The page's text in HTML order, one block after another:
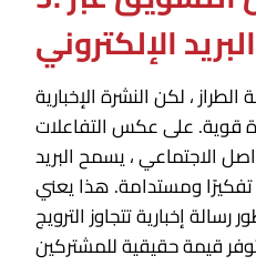
البريد الإلكتروني
، لكن النشرة الإخبارية
قوية. على عكس التفاعلات
الاجتماعي ، يسمح البريد
تفكيرًا ومستدامة. هذا يعني
إخبارية تتجاوز الترويج